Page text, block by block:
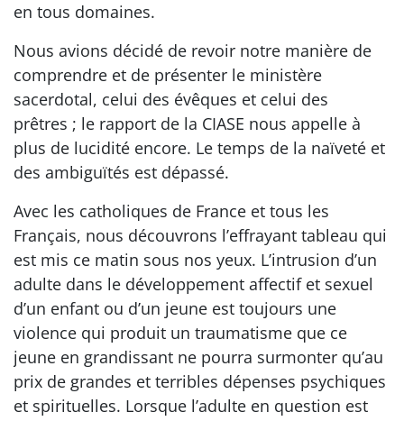
en tous domaines.
Nous avions décidé de revoir notre manière de
comprendre et de présenter le ministère
sacerdotal, celui des évêques et celui des
prêtres ; le rapport de la CIASE nous appelle à
plus de lucidité encore. Le temps de la naïveté et
des ambiguïtés est dépassé.
Avec les catholiques de France et tous les
Français, nous découvrons l’effrayant tableau qui
est mis ce matin sous nos yeux. L’intrusion d’un
adulte dans le développement affectif et sexuel
d’un enfant ou d’un jeune est toujours une
violence qui produit un traumatisme que ce
jeune en grandissant ne pourra surmonter qu’au
prix de grandes et terribles dépenses psychiques
et spirituelles. Lorsque l’adulte en question est